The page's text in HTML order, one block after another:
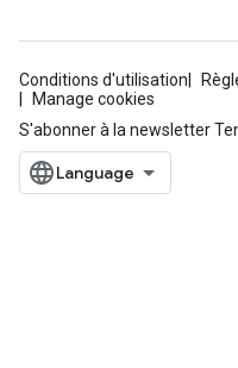
Conditions d'utilisation
Manage cookies
S'abonner à la newsletter